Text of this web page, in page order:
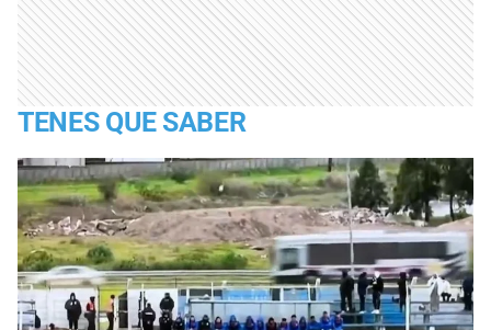
TENES QUE SABER